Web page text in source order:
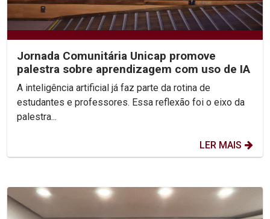
Jornada Comunitária Unicap promove
palestra sobre aprendizagem com uso de IA
A inteligência artificial já faz parte da rotina de
estudantes e professores. Essa reflexão foi o eixo da
palestra...
LER MAIS